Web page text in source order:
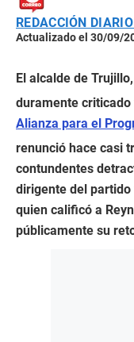
REDACCIÓN
Actualizado el 30/09/
El alcalde de Trujillo,
duramente
Alianza para el
renunció hace casi
contundentes
dirigente del partido
quien calificó a
públicamente su